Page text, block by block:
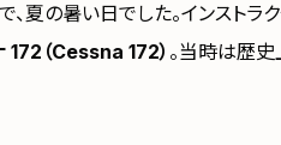
夏の暑い日でした。インストラ
172（Cessna 172） 。当時は歴